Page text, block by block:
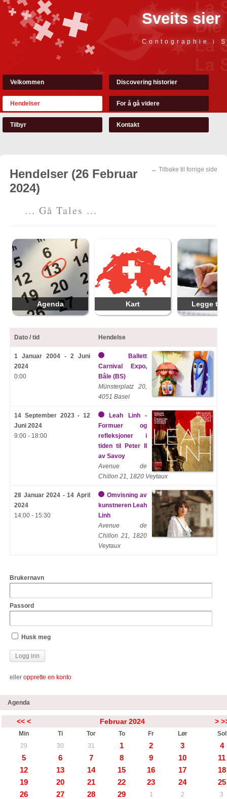
Sveits sier
Contographie i
Velkommen Discovering historier
Hendelser For å gå videre
Tilbyr Kontakt
← Tilbake til forrige side
Hendelser (26 Februar
2024)
... Gå Tales ...
Agenda Kart Legge til
Dato / tid Hendelse
1 Januar 2004 - 2 Juni
2024
0:00
Ballett
Carnival Expo,
Bâle (BS)
Münsterplatz 20,
4051 Basel
14 September 2023 - 12
Juni 2024
9:00 - 18:00
Leah Linh -
Formuer og
refleksjoner i
tiden til Peter II
av Savoy
Avenue de
Chillon 21, 1820 Veytaux
28 Januar 2024 - 14 April
2024
14:00 - 15:30
Omvisning av
kunstneren Leah
Linh
Avenue de
Chillon 21, 1820
Veytaux
Brukernavn
Passord
Husk meg
eller opprette en konto
Agenda
<< < Februar 2024 >
Min Ti Tor To Fr Lør
Sol
29
30 31 1 2 3
4
5
6 7 8 9 10
11
12
13 14 15 16 17
18
19
20 21 22 23 24
25
26
27 28 29 1 2 3